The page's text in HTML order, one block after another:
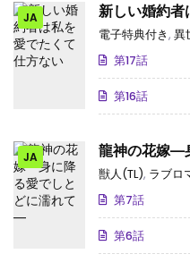
JA 新しい婚約者
電子特典付き, 異
第17話
第16話
JA 龍神の花嫁―
獣人(TL), ラブロ
第7話
第6話